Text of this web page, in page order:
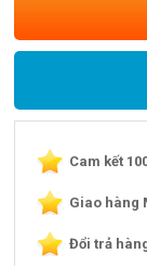
Cam kết
Giao hàng
Đổi trả